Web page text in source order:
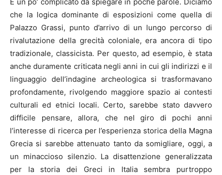
che la logica dominante di esposizioni come quella di
Palazzo Grassi, punto d’arrivo di un lungo percorso di
rivalutazione della grecità coloniale, era ancora di tipo
tradizionale, classicista. Per questo, ad esempio, è stata
anche duramente criticata negli anni in cui gli indirizzi e il
linguaggio dell’indagine archeologica si trasformavano
profondamente, rivolgendo maggiore spazio ai contesti
culturali ed etnici locali. Certo, sarebbe stato davvero
difficile pensare, allora, che nel giro di pochi anni
l’interesse di ricerca per l’esperienza storica della Magna
Grecia si sarebbe attenuato tanto da somigliare, oggi, a
un minaccioso silenzio. La disattenzione generalizzata
per la storia dei Greci in Italia sembra purtroppo